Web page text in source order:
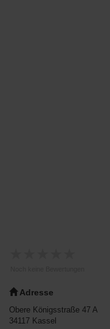
Adresse
Obere Königsstraße 47 A
34117 Kassel